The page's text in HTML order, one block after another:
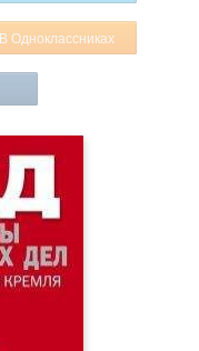
В Одноклассниках